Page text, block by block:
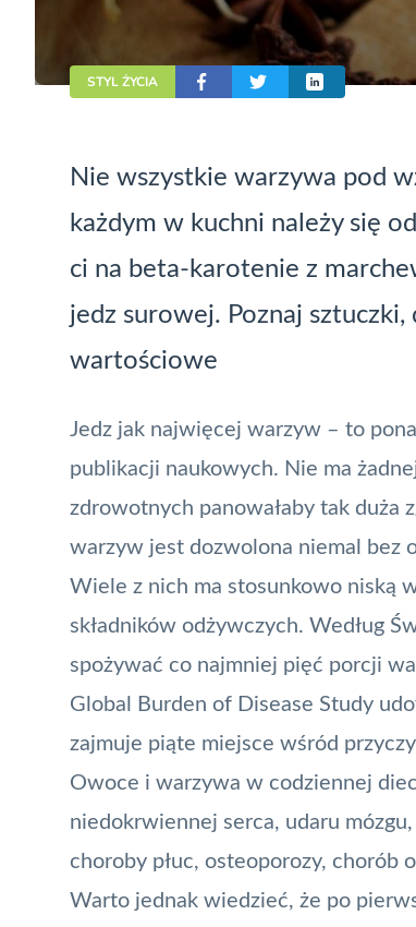
STYL ŻYCIA
Nie wszystkie warzywa pod
każdym w kuchni należy się
ci na beta-karotenie z
jedz surowej. Poznaj
wartościowe
Jedz jak najwięcej warzyw – to
publikacji naukowych. Nie ma
zdrowotnych panowałaby tak duża
warzyw jest dozwolona niemal bez
Wiele z nich ma stosunkowo niską
składników odżywczych. Według
spożywać co najmniej pięć porcji
Global Burden of Disease Study
zajmuje piąte miejsce wśród
Owoce i warzywa w codziennej
niedokrwiennej serca, udaru
choroby płuc, osteoporozy, chorób
Warto jednak wiedzieć, że po